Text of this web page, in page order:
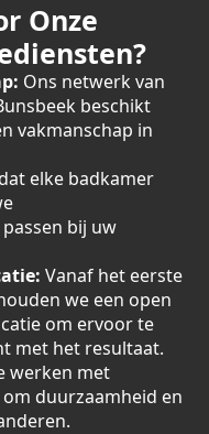
Onze
Ons netwerk van
beschikt
vakmanschap in
elke badkamer
bij uw
Vanaf het eerste
we een open
om ervoor te
met het resultaat.
werken met
duurzaamheid en